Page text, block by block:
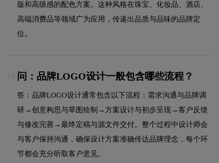
版和高级感的配色方案。这种风格在珠宝、化妆品、酒店、
高端消费品等领域广为应用，传递出品质与品味的品牌定
位。
16. 问：品牌LOGO设计一般包含哪些流程？
答：品牌LOGO设计通常包含以下流程：需求沟通与品牌调
研→创意构思与草图绘制→方案设计与初步呈现→客户反馈
与修改完善→最终定稿与源文件交付。整个过程中设计师会
与客户保持沟通，确保设计方案准确传达品牌理念，每个环
节都会充分听取客户意见。